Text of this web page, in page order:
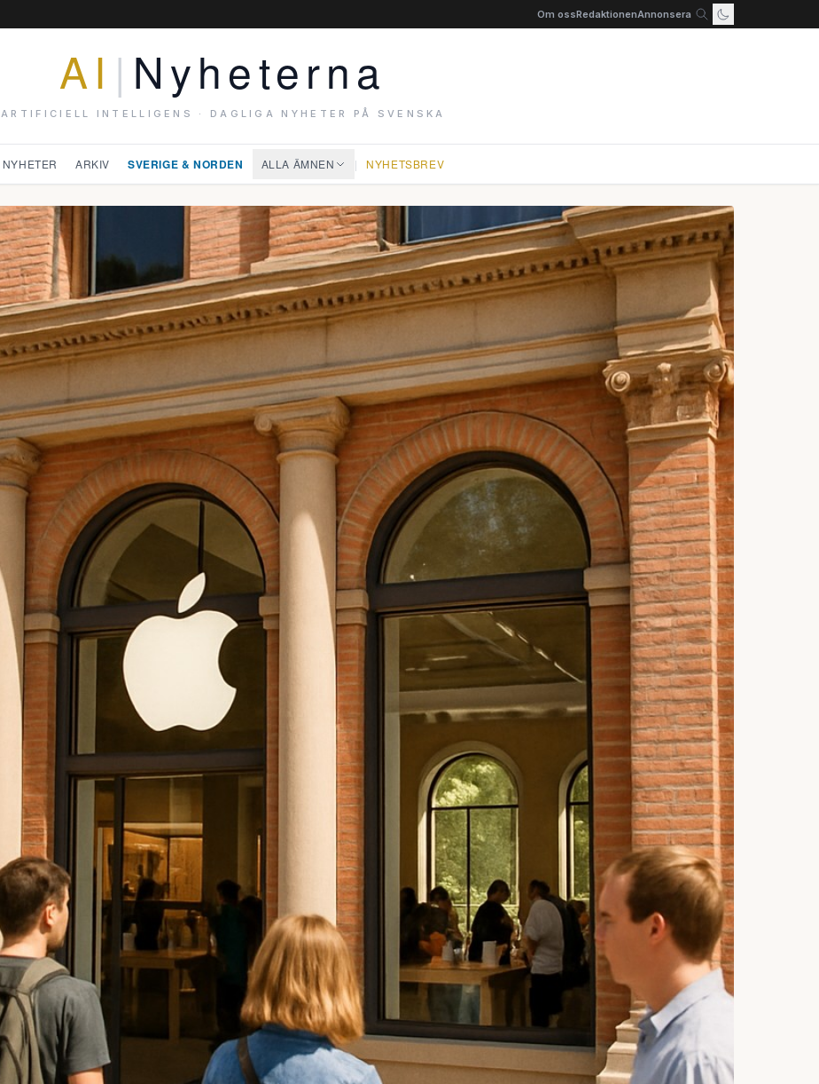
Om ossRedaktionenAnnonsera
AI | Nyheterna
ARTIFICIELL INTELLIGENS · DAGLIGA NYHETER PÅ SVENSKA
NYHETER ARKIV SVERIGE & NORDEN ALLA ÄMNEN | NYHETSBREV